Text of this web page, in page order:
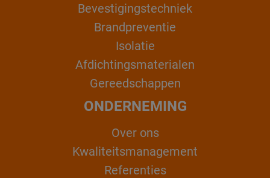
Bevestigingstechniek
Brandpreventie
Isolatie
Afdichtingsmaterialen
Gereedschappen
ONDERNEMING
Over ons
Kwaliteitsmanagement
Referenties